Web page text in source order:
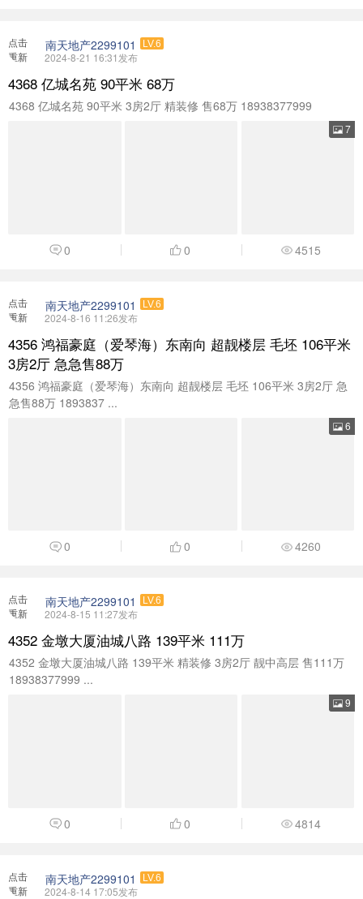
点击
重新
南天地产2299101 LV.6
2024-8-21 16:31发布
4368 亿城名苑 90平米 68万
4368 亿城名苑 90平米 3房2厅 精装修 售68万 18938377999
7
0 0 4515
点击
重新
南天地产2299101 LV.6
2024-8-16 11:26发布
4356 鸿福豪庭（爱琴海）东南向 超靓楼层 毛坯 106平米
3房2厅 急急售88万
4356 鸿福豪庭（爱琴海）东南向 超靓楼层 毛坯 106平米 3房2厅 急
急售88万 1893837 ...
6
0 0 4260
点击
重新
南天地产2299101 LV.6
2024-8-15 11:27发布
4352 金墩大厦油城八路 139平米 111万
4352 金墩大厦油城八路 139平米 精装修 3房2厅 靓中高层 售111万
18938377999 ...
9
0 0 4814
点击
重新
南天地产2299101 LV.6
2024-8-14 17:05发布